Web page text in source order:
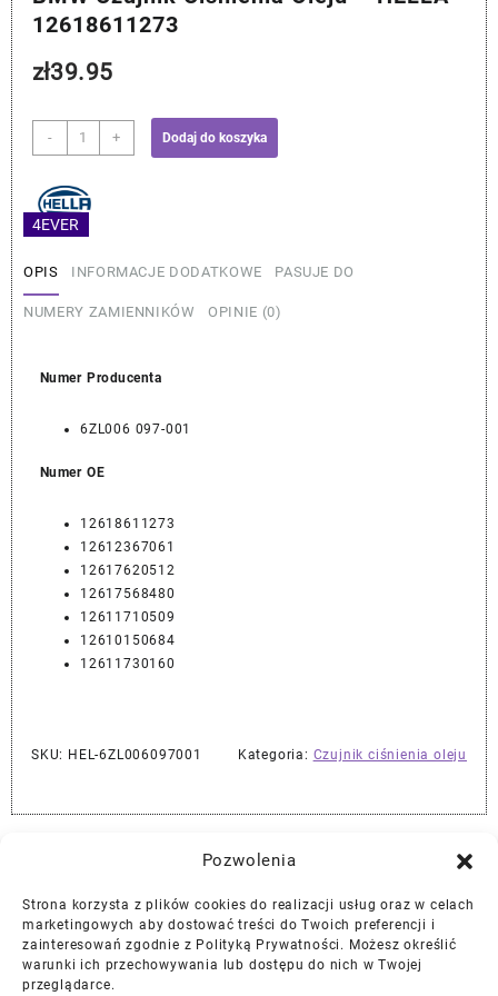
Pozwolenia
Strona korzysta z plików cookies do realizacji usług oraz w celach
marketingowych aby dostować treści do Twoich preferencji i
zainteresowań zgodnie z Polityką Prywatności. Możesz określić
warunki ich przechowywania lub dostępu do nich w Twojej
przeglądarce.
4EVER
12618611273
zł39.95
-
ilość
BMW
Ciśnienia
Oleju
HELLA
+ Dodaj do koszyka
OPIS INFORMACJE DODATKOWE PASUJE DO
NUMERY ZAMIENNIKÓW OPINIE (0)
Numer Producenta
6ZL006 097-001
Numer OE
12618611273
12612367061
12617620512
12617568480
12611710509
12610150684
12611730160
SKU: HEL-6ZL006097001 Kategoria: Czujnik ciśnienia oleju
Najlepszej Jakości Części Samochodowe z Gwarancją Dożywotnią!*
Gwarancja i Zwroty
Polityka Prywatności